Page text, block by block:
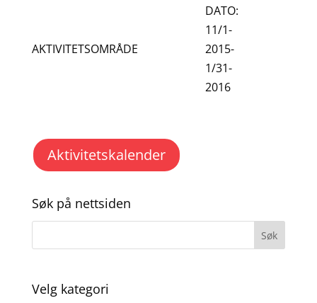
AKTIVITETSOMRÅDE
DATO:
11/1-
2015-
1/31-
2016
Aktivitetskalender
Søk på nettsiden
Velg kategori